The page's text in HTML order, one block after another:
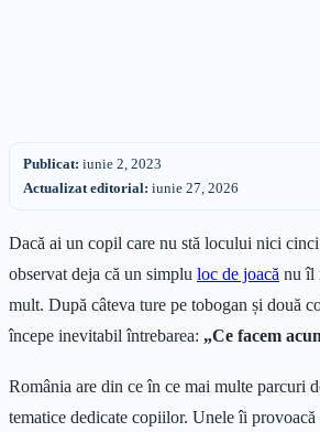
Publicat: iunie 2, 2023
Actualizat editorial: iunie 27, 2026
Dacă ai un copil care nu stă locului nici
observat deja că un simplu loc de joacă nu îl
mult. După câteva ture pe tobogan și două
începe inevitabil întrebarea: „Ce facem
România are din ce în ce mai multe parcuri
tematice dedicate copiilor. Unele îi provoacă